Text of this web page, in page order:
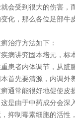
会受到很大的伤害，
化，那么各位足部牛
治疗方法如下：
病讲究固本培元，标
患者内体调节，从脏
首先要清源，内调外
通常能很好地促使皮
是由于中药成分会深
抑制毒素细胞的活性